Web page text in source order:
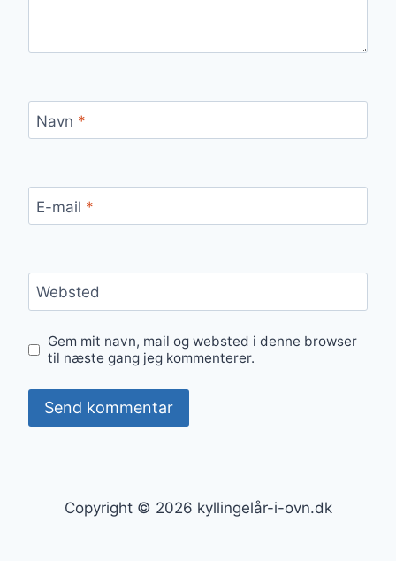
Navn *
E-mail *
Websted
Gem mit navn, mail og websted i denne browser
til næste gang jeg kommenterer.
Copyright © 2026 kyllingelår-i-ovn.dk